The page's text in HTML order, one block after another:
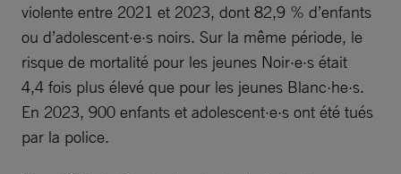
violente entre 2021 et 2023, dont 82,9 % d’enfants
ou d’adolescent·e·s noirs. Sur la même période, le
risque de mortalité pour les jeunes Noir·e·s était
4,4 fois plus élevé que pour les jeunes Blanc·he·s.
En 2023, 900 enfants et adolescent·e·s ont été tués
par la police.